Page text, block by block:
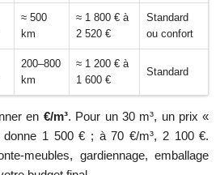
≈ 500
km
≈ 1 800 € à
2 520 €
Standard
ou confort
200–800
km
≈ 1 200 € à
1 600 €
Standard
en €/m³. Pour un 30 m³, un prix «
1 500 € ; à 70 €/m³, 2 100 €.
meubles, gardiennage, emballage